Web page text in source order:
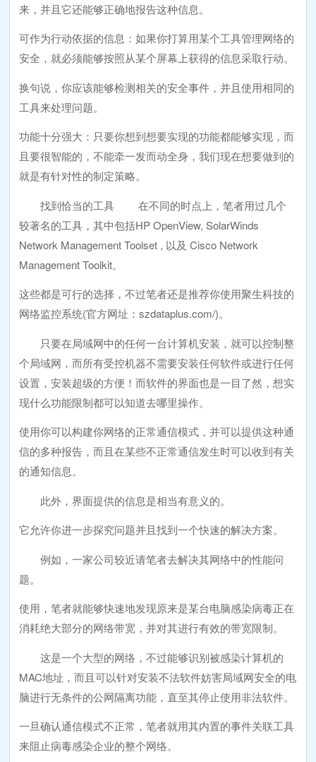
来，并且它还能够正确地报告这种信息。
可作为行动依据的信息：如果你打算用某个工具管理网络的
安全，就必须能够按照从某个屏幕上获得的信息采取行动。
换句说，你应该能够检测相关的安全事件，并且使用相同的
工具来处理问题。
功能十分强大：只要你想到想要实现的功能都能够实现，而
且要很智能的，不能牵一发而动全身，我们现在想要做到的
就是有针对性的制定策略。
找到恰当的工具 在不同的时点上，笔者用过几个
较著名的工具，其中包括HP OpenView, SolarWinds
Network Management Toolset , 以及 Cisco Network
Management Toolkit。
这些都是可行的选择，不过笔者还是推荐你使用聚生科技的
网络监控系统(官方网址：szdataplus.com/)。
只要在局域网中的任何一台计算机安装，就可以控制整
个局域网，而所有受控机器不需要安装任何软件或进行任何
设置，安装超级的方便！而软件的界面也是一目了然，想实
现什么功能限制都可以知道去哪里操作。
使用你可以构建你网络的正常通信模式，并可以提供这种通
信的多种报告，而且在某些不正常通信发生时可以收到有关
的通知信息。
此外，界面提供的信息是相当有意义的。
它允许你进一步探究问题并且找到一个快速的解决方案。
例如，一家公司较近请笔者去解决其网络中的性能问
题。
使用，笔者就能够快速地发现原来是某台电脑感染病毒正在
消耗绝大部分的网络带宽，并对其进行有效的带宽限制。
这是一个大型的网络，不过能够识别被感染计算机的
MAC地址，而且可以针对安装不法软件妨害局域网安全的电
脑进行无条件的公网隔离功能，直至其停止使用非法软件。
一旦确认通信模式不正常，笔者就用其内置的事件关联工具
来阻止病毒感染企业的整个网络。